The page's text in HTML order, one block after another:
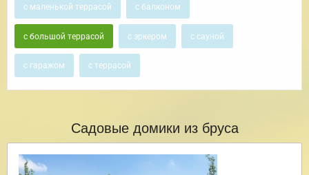
с маленькой террасой с балконом
с большой террасой с эркером с сауной
с гаражом с террасой
Садовые домики из бруса